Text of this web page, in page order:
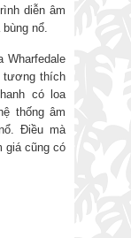
diễn âm
nổ.
Wharfedale
tương thích
có loa
thống âm
Điều mà
giá cũng có